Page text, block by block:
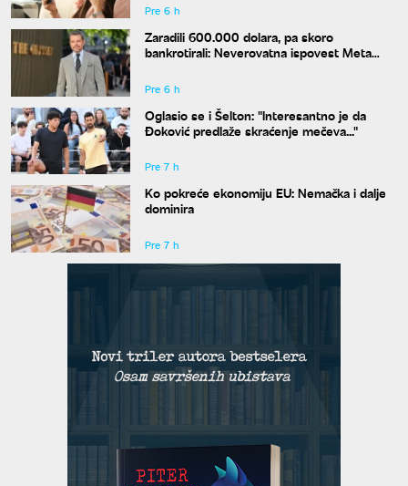
Pre 6 h
Zaradili 600.000 dolara, pa skoro
bankrotirali: Neverovatna ispovest Meta
Pre 6 h
Oglasio se i Šelton: "Interesantno je da
Đoković predlaže skraćenje mečeva..."
Pre 7 h
Ko pokreće ekonomiju EU: Nemačka i dalje
dominira
Pre 7 h